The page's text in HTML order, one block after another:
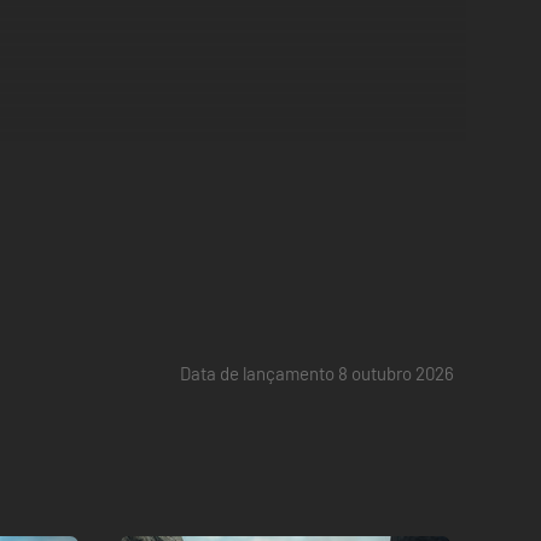
Data de lançamento 8 outubro 2026